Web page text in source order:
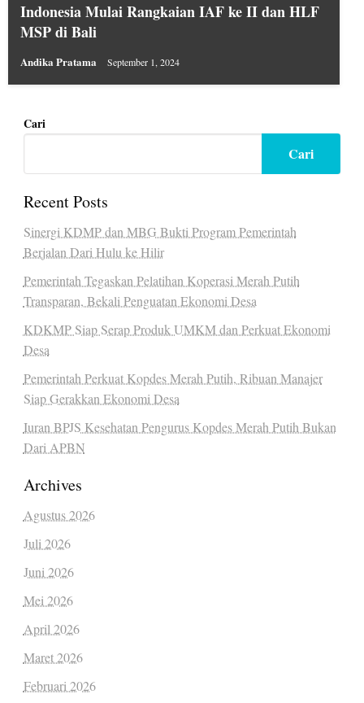
Indonesia Mulai Rangkaian IAF ke II dan HLF
MSP di Bali
Andika Pratama September 1, 2024
Cari
Cari
Recent Posts
Sinergi KDMP dan MBG Bukti Program Pemerintah
Berjalan Dari Hulu ke Hilir
Pemerintah Tegaskan Pelatihan Koperasi Merah Putih
Transparan, Bekali Penguatan Ekonomi Desa
KDKMP Siap Serap Produk UMKM dan Perkuat Ekonomi
Desa
Pemerintah Perkuat Kopdes Merah Putih, Ribuan Manajer
Siap Gerakkan Ekonomi Desa
Iuran BPJS Kesehatan Pengurus Kopdes Merah Putih Bukan
Dari APBN
Archives
Agustus 2026
Juli 2026
Juni 2026
Mei 2026
April 2026
Maret 2026
Februari 2026